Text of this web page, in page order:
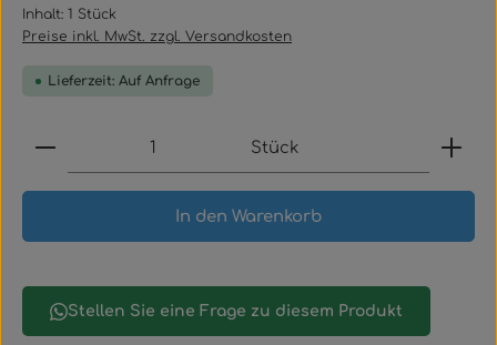
Inhalt: 1 Stück
Preise inkl. MwSt. zzgl. Versandkosten
Lieferzeit: Auf Anfrage
Produkt Anzahl: Gib den gewünschten Wert
Stück
In den Warenkorb
Stellen Sie eine Frage zu diesem Produkt